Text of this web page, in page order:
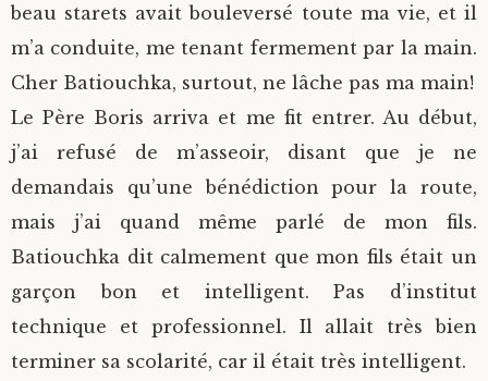
beau starets avait bouleversé toute ma vie, et il
m’a conduite, me tenant fermement par la main.
Cher Batiouchka, surtout, ne lâche pas ma main!
Le Père Boris arriva et me fit entrer. Au début,
j’ai refusé de m’asseoir, disant que je ne
demandais qu’une bénédiction pour la route,
mais j’ai quand même parlé de mon fils.
Batiouchka dit calmement que mon fils était un
garçon bon et intelligent. Pas d’institut
technique et professionnel. Il allait très bien
terminer sa scolarité, car il était très intelligent.